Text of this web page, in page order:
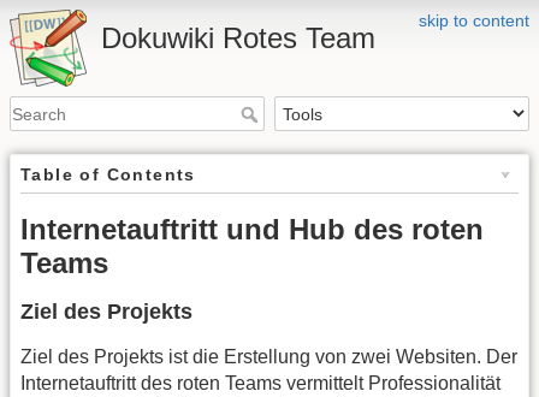
skip to content
Dokuwiki Rotes Team
Table of Contents
Internetauftritt und Hub des roten
Teams
Ziel des Projekts
Ziel des Projekts ist die Erstellung von zwei Websiten. Der
Internetauftritt des roten Teams vermittelt Professionalität